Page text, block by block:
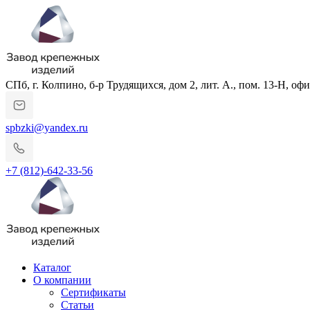
СПб, г. Колпино, б-р Трудящихся, дом 2, лит. А., пом. 13-Н,
spbzki@yandex.ru
+7 (812)-642-33-56
Каталог
О компании
Сертификаты
Статьи